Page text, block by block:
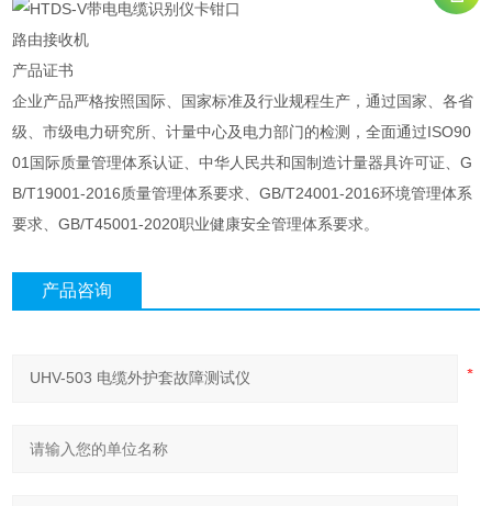
路由接收机
产品证书
企业产品严格按照国际、国家标准及行业规程生产，通过国家、各省
级、市级电力研究所、计量中心及电力部门的检测，全面通过ISO90
01国际质量管理体系认证、中华人民共和国制造计量器具许可证、G
B/T19001-2016质量管理体系要求、GB/T24001-2016环境管理体系
要求、GB/T45001-2020职业健康安全管理体系要求。
产品咨询